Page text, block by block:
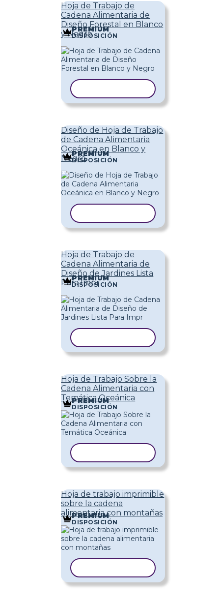
Hoja de Trabajo de
Cadena Alimentaria de
Diseño Forestal en Blanco
y Negro
PREMIUM
DISPOSICIÓN
Diseño de Hoja de Trabajo
de Cadena Alimentaria
Oceánica en Blanco y
Negro
PREMIUM
DISPOSICIÓN
Hoja de Trabajo de
Cadena Alimentaria de
Diseño de Jardines Lista
Para Impr
PREMIUM
DISPOSICIÓN
Hoja de Trabajo Sobre la
Cadena Alimentaria con
Temática Oceánica
PREMIUM
DISPOSICIÓN
Hoja de trabajo imprimible
sobre la cadena
alimentaria con montañas
PREMIUM
DISPOSICIÓN